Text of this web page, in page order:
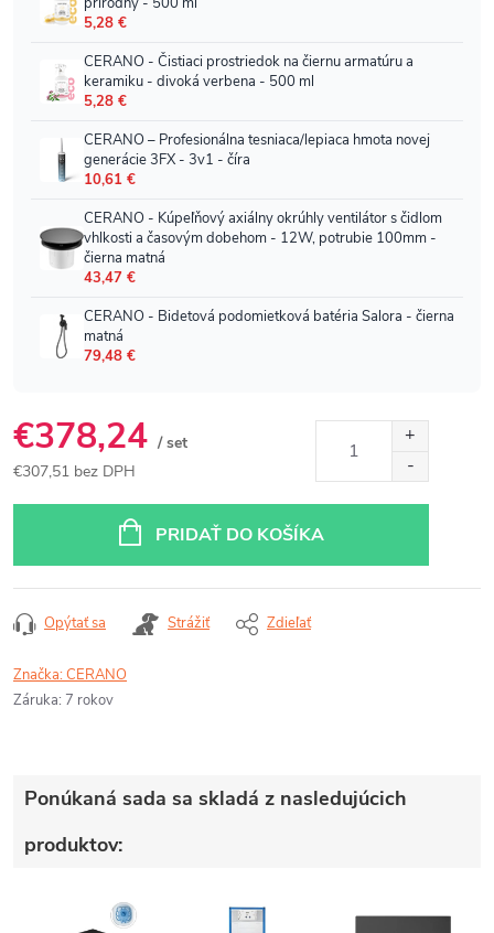
€378,24 / set
€307,51 bez DPH
PRIDAŤ DO KOŠÍKA
Opýtať sa Strážiť Zdieľať
Značka:CERANO
Záruka: 7 rokov
Ponúkaná sada sa skladá z nasledujúcich
produktov: